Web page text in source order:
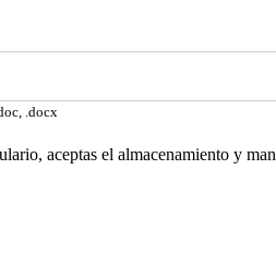
.docx
aceptas el almacenamiento y